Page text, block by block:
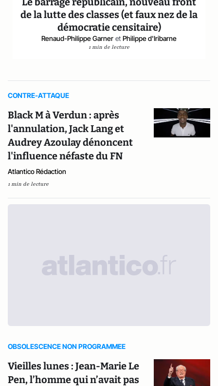
de la lutte des classes (et faux nez de la
démocratie censitaire)
Renaud-Philippe Garner et Philippe d'Iribarne
1 min de lecture
CONTRE-ATTAQUE
Black M à Verdun : après
l'annulation, Jack Lang et
Audrey Azoulay dénoncent
l'influence néfaste du FN
Atlantico Rédaction
1 min de lecture
OBSOLESCENCE NON PROGRAMMEE
Vieilles lunes : Jean-Marie Le
Pen, l’homme qui n’avait pas